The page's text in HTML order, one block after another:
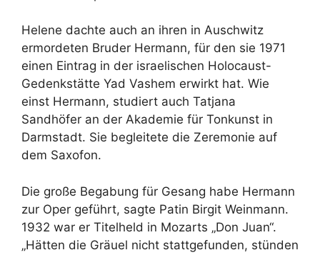
Helene dachte auch an ihren in Auschwitz
ermordeten Bruder Hermann, für den sie 1971
einen Eintrag in der israelischen Holocaust-
Gedenkstätte Yad Vashem erwirkt hat. Wie
einst Hermann, studiert auch Tatjana
Sandhöfer an der Akademie für Tonkunst in
Darmstadt. Sie begleitete die Zeremonie auf
dem Saxofon.
Die große Begabung für Gesang habe Hermann
zur Oper geführt, sagte Patin Birgit Weinmann.
1932 war er Titelheld in Mozarts „Don Juan“.
„Hätten die Gräuel nicht stattgefunden, stünden